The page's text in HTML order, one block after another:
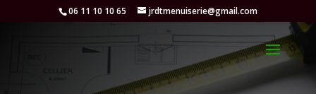
06 11 10 10 65 jrdtmenuiserie@gmail.com